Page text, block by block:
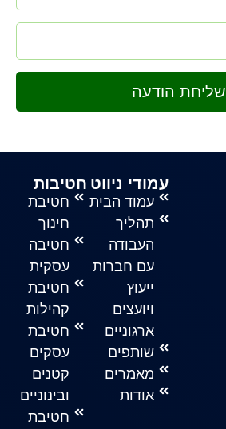
שליחת הודעה
עמודי ניווט
עמוד הבית
תהליך
העבודה
עם חברות
ייעוץ
ויועצים
ארגוניים
שותפים
מאמרים
אודות
חטיבות
חטיבת
חינוך
חטיבה
עסקית
חטיבת
קהילות
חטיבת
עסקים
קטנים
ובינוניים
חטיבת